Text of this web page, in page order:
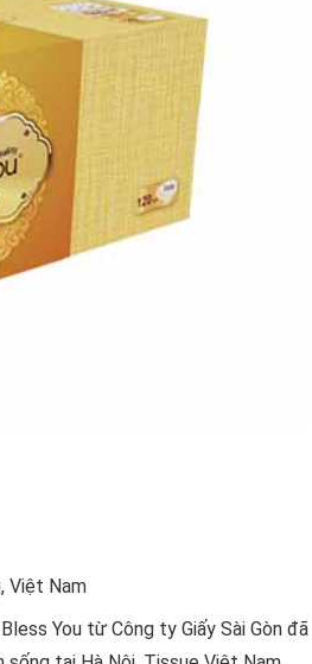
Việt Nam
You từ Công ty Giấy Sài Gòn đã